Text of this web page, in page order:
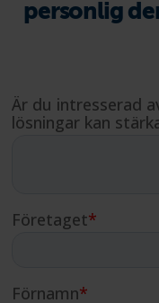
personlig